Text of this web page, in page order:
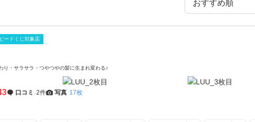
ードくじ対象店
り・サラサラ・つやつやの髪に生まれ変わる♪
口コミ 2件 写真 17枚